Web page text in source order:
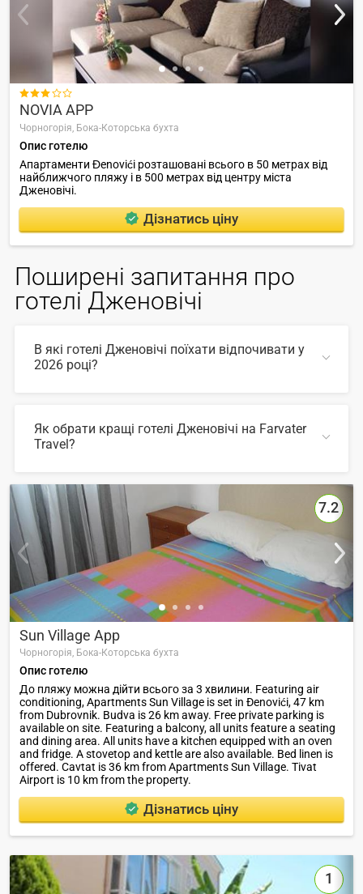

NOVIA APP
Чорногорія, Бока-Которська бухта
Опис готелю
Апартаменти Đenovići розташовані всього в 50 метрах від
найближчого пляжу і в 500 метрах від центру міста
Дженовічі.
Дізнатись ціну
Поширені запитання про
готелі Дженовічі
В які готелі Дженовічі поїхати відпочивати у
2026 році?
Як обрати кращі готелі Дженовічі на Farvater
Travel?
скористатись зручним пошуком по сайту, також на
Farvater Travel ви знайдете безліч фото готелів та
відгуків про кращі готелі Дженовічі
7.2
Sun Village App
Чорногорія, Бока-Которська бухта
Опис готелю
До пляжу можна дійти всього за 3 хвилини. Featuring air
conditioning, Apartments Sun Village is set in Ðenovići, 47 km
from Dubrovnik. Budva is 26 km away. Free private parking is
available on site. Featuring a balcony, all units feature a seating
and dining area. All units have a kitchen equipped with an oven
and fridge. A stovetop and kettle are also available. Bed linen is
offered. Cavtat is 36 km from Apartments Sun Village. Tivat
Airport is 10 km from the property.
Дізнатись ціну
1